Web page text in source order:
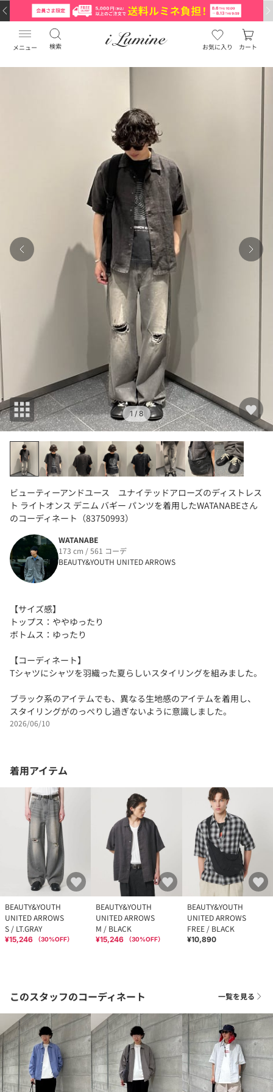
メニュー 検索 お気に入り カート
1 / 8
ビューティーアンドユース ユナイテッドアローズのディストレス
ト ライトオンス デニム バギー パンツを着用したWATANABEさん
のコーディネート（83750993）
WATANABE
173 cm / 561 コーデ
BEAUTY&YOUTH UNITED ARROWS
【サイズ感】
トップス：ややゆったり
ボトムス：ゆったり
【コーディネート】
Tシャツにシャツを羽織った夏らしいスタイリングを組みました。
ブラック系のアイテムでも、異なる生地感のアイテムを着用し、
スタイリングがのっぺりし過ぎないように意識しました。
2026/06/10
着用アイテム
BEAUTY&YOUTH
UNITED ARROWS
S / LT.GRAY
¥15,246 （30%OFF）
BEAUTY&YOUTH
UNITED ARROWS
M / BLACK
¥15,246 （30%OFF）
BEAUTY&YOUTH
UNITED ARROWS
FREE / BLACK
¥10,890
このスタッフのコーディネート 一覧を見る